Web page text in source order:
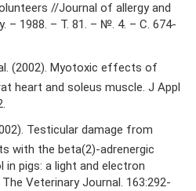
//Journal of allergy and
– 1988. – Т. 81. – №. 4. – С. 674-
(2002). Myotoxic effects of
heart and soleus muscle. J Appl
Testicular damage from
with the beta(2)-adrenergic
in pigs: a light and electron
Veterinary Journal. 163:292-